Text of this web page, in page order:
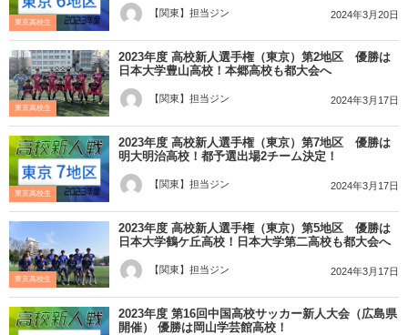
東京高校生
【関東】担当ジン 2024年3月20日
東京高校生
2023年度 高校新人選手権（東京）第2地区 優勝は
日本大学豊山高校！本郷高校も都大会へ
【関東】担当ジン 2024年3月17日
東京高校生
2023年度 高校新人選手権（東京）第7地区 優勝は
明大明治高校！都予選出場2チーム決定！
【関東】担当ジン 2024年3月17日
東京高校生
2023年度 高校新人選手権（東京）第5地区 優勝は
日本大学鶴ケ丘高校！日本大学第二高校も都大会へ
【関東】担当ジン 2024年3月17日
2023年度 第16回中国高校サッカー新人大会（広島県
開催） 優勝は岡山学芸館高校！